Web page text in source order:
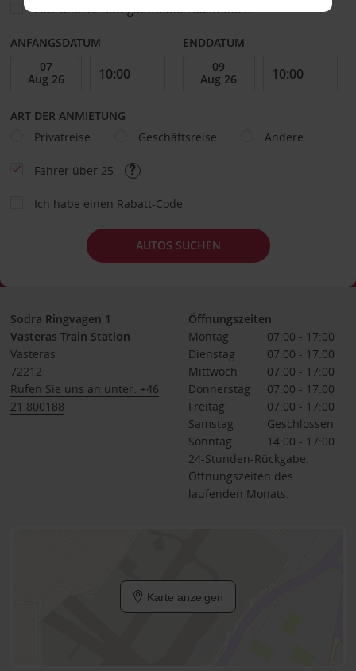
Eine andere Rückgabestation auswählen
ANFANGSDATUM ENDDATUM
ART DER ANMIETUNG
Privatreise
Geschäftsreise Andere
Fahrer über 25
Ich habe einen Rabatt-Code
AUTOS SUCHEN
Sodra Ringvagen 1
Vasteras Train Station
Vasteras
72212
Rufen Sie uns an unter: +46
21 800188
Öffnungszeiten
Montag
07:00 - 17:00
Dienstag
07:00 - 17:00
Mittwoch
07:00 - 17:00
Donnerstag
07:00 - 17:00
Freitag
07:00 - 17:00
Samstag
Geschlossen
Sonntag
14:00 - 17:00
24-Stunden-Rückgabe.
Öffnungszeiten des
laufenden Monats.
Karte anzeigen